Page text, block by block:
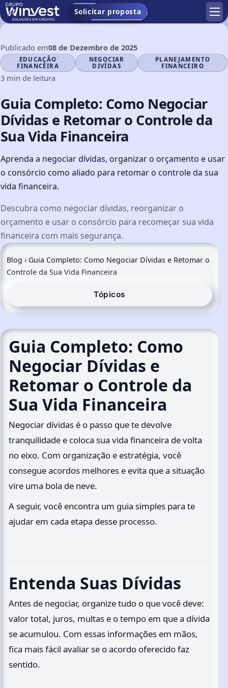
Solicitar proposta
Publicado em08 de Dezembro de 2025
Assuntos:EDUCAÇÃO
FINANCEIRA
NEGOCIAR
DIVÍDAS
PLANEJAMENTO
FINANCEIRO
3 min de leitura
Guia Completo: Como Negociar
Dívidas e Retomar o Controle da
Sua Vida Financeira
Aprenda a negociar dívidas, organizar o orçamento e usar
o consórcio como aliado para retomar o controle da sua
vida financeira.
Descubra como negociar dívidas, reorganizar o
orçamento e usar o consórcio para recomeçar sua vida
financeira com mais segurança.
Blog › Guia Completo: Como Negociar Dívidas e Retomar o
Controle da Sua Vida Financeira
Tópicos
Guia Completo: Como
Negociar Dívidas e
Retomar o Controle da
Sua Vida Financeira
Negociar dívidas é o passo que te devolve
tranquilidade e coloca sua vida financeira de volta
no eixo. Com organização e estratégia, você
consegue acordos melhores e evita que a situação
vire uma bola de neve.
A seguir, você encontra um guia simples para te
ajudar em cada etapa desse processo.
Entenda Suas Dívidas
Antes de negociar, organize tudo o que você deve:
valor total, juros, multas e o tempo em que a dívida
se acumulou. Com essas informações em mãos,
fica mais fácil avaliar se o acordo oferecido faz
sentido.